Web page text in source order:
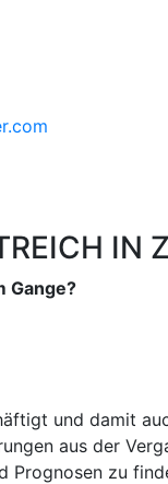
IN
Gange?
und damit
aus der
Prognosen zu